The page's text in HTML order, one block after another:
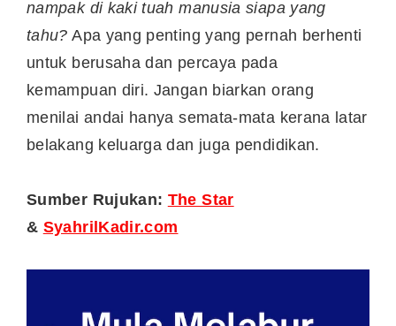
nampak di kaki tuah manusia siapa yang
tahu? Apa yang penting yang pernah berhenti
untuk berusaha dan percaya pada
kemampuan diri. Jangan biarkan orang
menilai andai hanya semata-mata kerana latar
belakang keluarga dan juga pendidikan.
Sumber Rujukan: The Star
& SyahrilKadir.com